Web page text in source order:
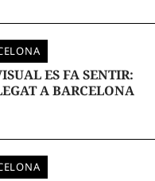
ES FA SENTIR:
A BARCELONA